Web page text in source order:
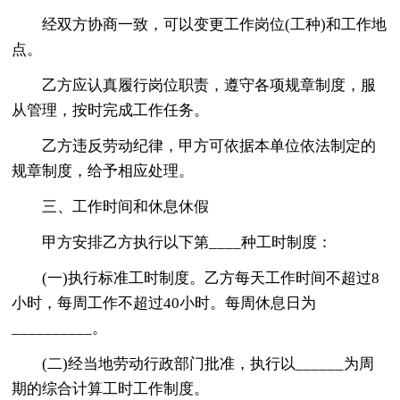
经双方协商一致，可以变更工作岗位(工种)和工作地
点。
乙方应认真履行岗位职责，遵守各项规章制度，服
从管理，按时完成工作任务。
乙方违反劳动纪律，甲方可依据本单位依法制定的
规章制度，给予相应处理。
三、工作时间和休息休假
甲方安排乙方执行以下第____种工时制度：
(一)执行标准工时制度。乙方每天工作时间不超过8
小时，每周工作不超过40小时。每周休息日为
__________。
(二)经当地劳动行政部门批准，执行以______为周
期的综合计算工时工作制度。